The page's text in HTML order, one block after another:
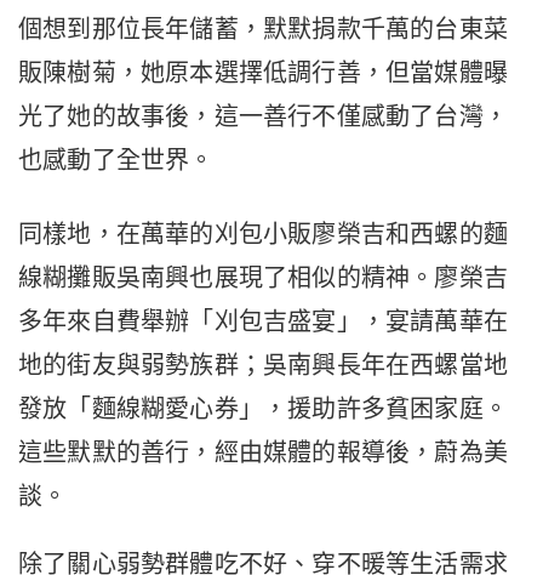
個想到那位長年儲蓄，默默捐款千萬的台東菜
販陳樹菊，她原本選擇低調行善，但當媒體曝
光了她的故事後，這一善行不僅感動了台灣，
也感動了全世界。
同樣地，在萬華的刈包小販廖榮吉和西螺的麵
線糊攤販吳南興也展現了相似的精神。廖榮吉
多年來自費舉辦「刈包吉盛宴」，宴請萬華在
地的街友與弱勢族群；吳南興長年在西螺當地
發放「麵線糊愛心券」，援助許多貧困家庭。
這些默默的善行，經由媒體的報導後，蔚為美
談。
除了關心弱勢群體吃不好、穿不暖等生活需求